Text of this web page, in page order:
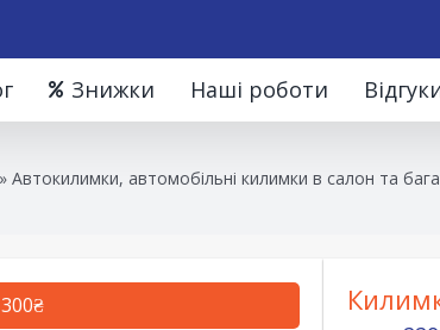
Знижки Наші роботи
Автокилимки, автомобільні килимки в салон та